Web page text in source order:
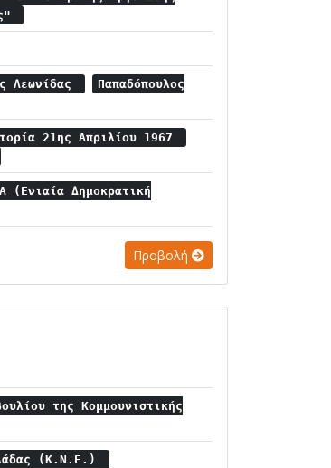
Λεωνίδας
Παπαδόπουλος
21ης Απριλίου 1967
(Ενιαία Δημοκρατική
Προβολή
της Κομμουνιστικής
(Κ.Ν.Ε.)